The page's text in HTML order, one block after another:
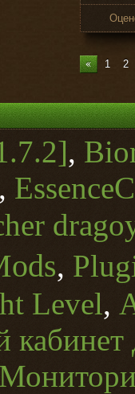
1 2
,
,
,
Level,